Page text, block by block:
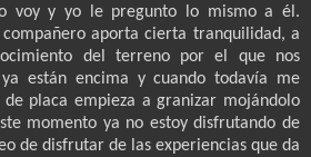
voy y yo le pregunto lo mismo a él.
compañero aporta cierta tranquilidad, a
del terreno por el que nos
están encima y cuando todavía me
placa empieza a granizar mojándolo
momento ya no estoy disfrutando de
de disfrutar de las experiencias que da